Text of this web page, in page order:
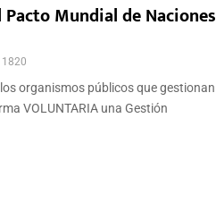
Mundial de Naciones
1820
organismos públicos que gestionan
VOLUNTARIA una Gestión